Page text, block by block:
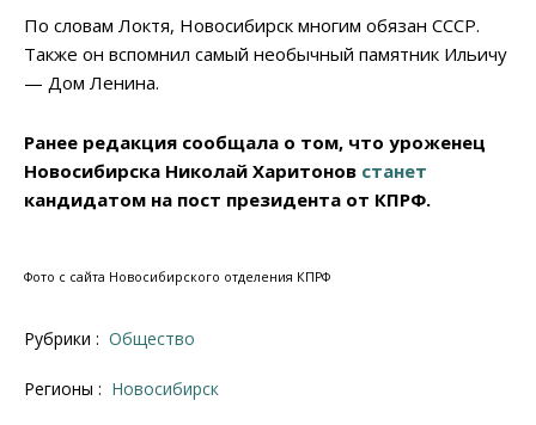
По словам Локтя, Новосибирск многим обязан СССР.
Также он вспомнил самый необычный памятник Ильичу
— Дом Ленина.
Ранее редакция сообщала о том, что уроженец
Новосибирска Николай Харитонов станет
кандидатом на пост президента от КПРФ.
Фото с сайта Новосибирского отделения КПРФ
Рубрики : Общество
Регионы : Новосибирск